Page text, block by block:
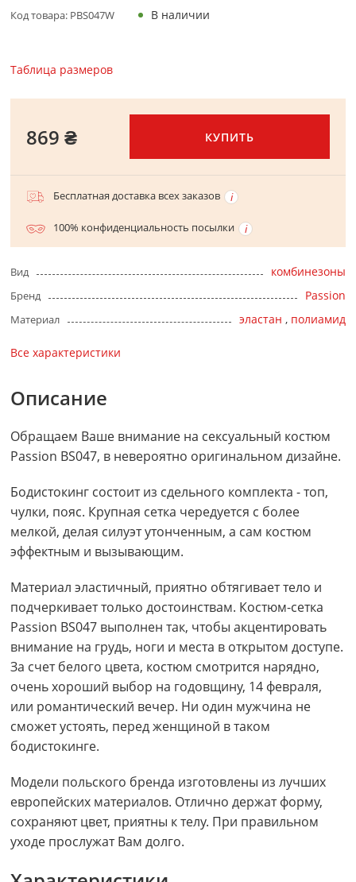
Код товара: PBS047W В наличии
869 ₴ КУПИТЬ
Бесплатная доставка всех заказов
100% конфиденциальность посылки
Таблица размеров
Вид комбинезоны
Бренд Passion
Материал эластан , полиамид
Все характеристики
Описание
Обращаем Ваше внимание на сексуальный костюм
Passion BS047, в невероятно оригинальном дизайне.
Бодистокинг состоит из сдельного комплекта - топ,
чулки, пояс. Крупная сетка чередуется с более
мелкой, делая силуэт утонченным, а сам костюм
эффектным и вызывающим.
Материал эластичный, приятно обтягивает тело и
подчеркивает только достоинствам. Костюм-сетка
Passion BS047 выполнен так, чтобы акцентировать
внимание на грудь, ноги и места в открытом доступе.
За счет белого цвета, костюм смотрится нарядно,
очень хороший выбор на годовщину, 14 февраля,
или романтический вечер. Ни один мужчина не
сможет устоять, перед женщиной в таком
бодистокинге.
Модели польского бренда изготовлены из лучших
европейских материалов. Отлично держат форму,
сохраняют цвет, приятны к телу. При правильном
уходе прослужат Вам долго.